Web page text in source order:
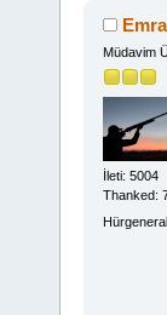
Müdavim
İleti: 5004
Thanked:
Hürgeneral